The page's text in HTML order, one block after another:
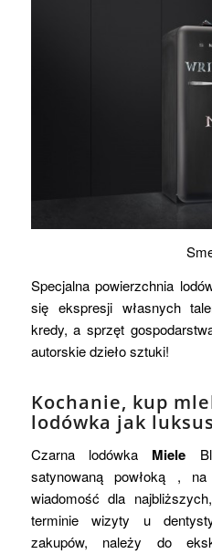
Specjalna powierzchnia
się ekspresji własnych
kredy, a sprzęt
autorskie dzieło sztuki!
Kochanie, kup
lodówka jak
Czarna lodówka Miele
satynowaną powłoką ,
wiadomość dla
terminie wizyty u
zakupów, należy do